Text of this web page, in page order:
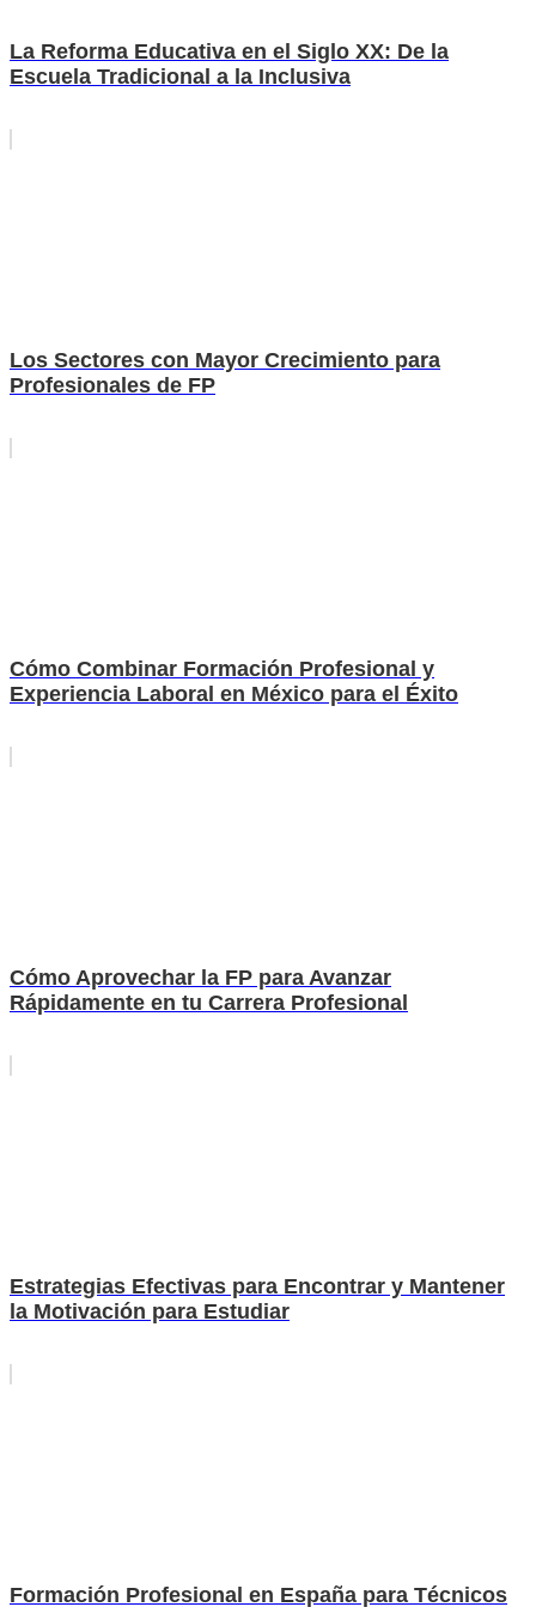
La Reforma Educativa en el Siglo XX: De la
Escuela Tradicional a la Inclusiva
Los Sectores con Mayor Crecimiento para
Profesionales de FP
Cómo Combinar Formación Profesional y
Experiencia Laboral en México para el Éxito
Cómo Aprovechar la FP para Avanzar
Rápidamente en tu Carrera Profesional
Estrategias Efectivas para Encontrar y Mantener
la Motivación para Estudiar
Formación Profesional en España para Técnicos